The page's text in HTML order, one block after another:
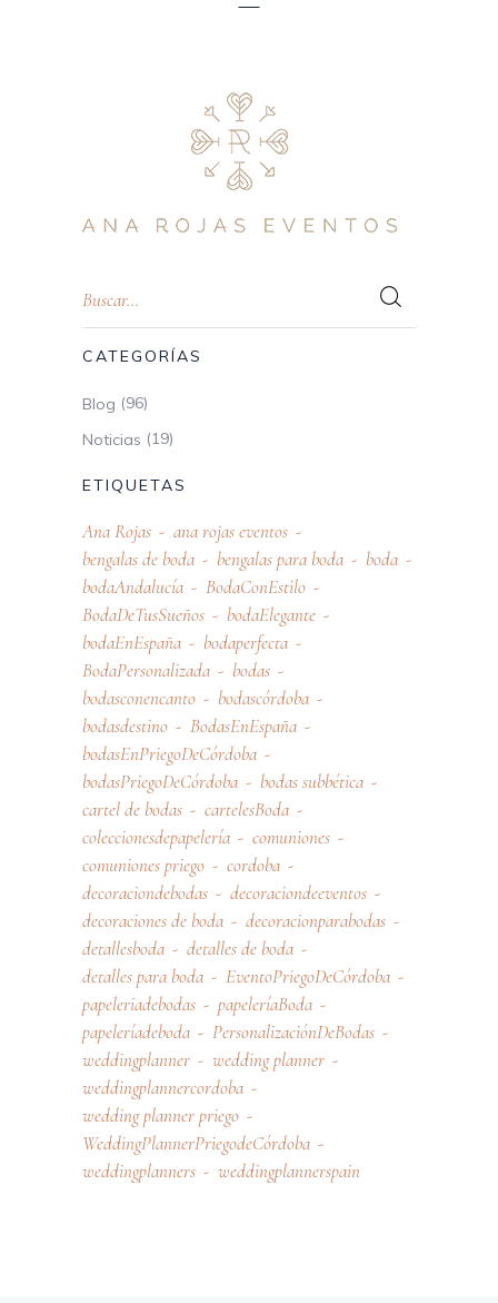
CATEGORÍAS
Blog (96)
Noticias (19)
ETIQUETAS
Ana Rojas
ana rojas eventos
bengalas de boda
bengalas para boda
boda
bodaAndalucía
BodaConEstilo
BodaDeTusSueños
bodaElegante
bodaEnEspaña
bodaperfecta
BodaPersonalizada
bodas
bodasconencanto
bodascórdoba
bodasdestino
BodasEnEspaña
bodasEnPriegoDeCórdoba
bodasPriegoDeCórdoba
bodas subbética
cartel de bodas
cartelesBoda
coleccionesdepapelería
comuniones
comuniones priego
cordoba
decoraciondebodas
decoraciondeeventos
decoraciones de boda
decoracionparabodas
detallesboda
detalles de boda
detalles para boda
EventoPriegoDeCórdoba
papeleriadebodas
papeleríaBoda
papeleríadeboda
PersonalizaciónDeBodas
weddingplanner
wedding planner
weddingplannercordoba
wedding planner priego
WeddingPlannerPriegodeCórdoba
weddingplanners
weddingplannerspain